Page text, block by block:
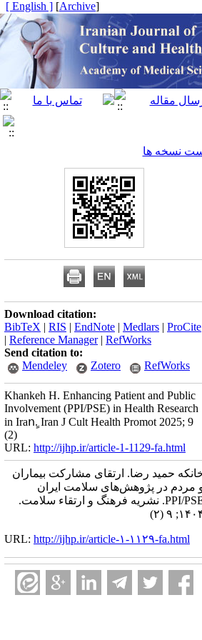
[
Archive
]
[ English ]
نسخه ها
Download citation:
BibTeX | RIS | EndNote | Medlars | ProCite
| Reference Manager| RefWorks
Send citation to:
Mendeley
Zotero RefWorks
Khankeh H. Enhancing Patient and Public
Involvement (PPI/PSE) in Health Research
in Iranٍ. Iran J Cult Health Promot 2025; 9
(2)
URL: http://ijhp.ir/article-1-1129-fa.html
حمید رضا. ارتقای مشارکت بیماران
مردم در پژوهش‌های سلامت ایران
PPI/PSE. نشريه فرهنگ و ارتقاء سلامت.
۹ (۲)
URL: http://ijhp.ir/article-۱-۱۱۲۹-fa.html